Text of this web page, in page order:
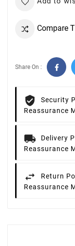
Compare
Share On :
Security
Reassurance
Delivery
Reassurance
Return
Reassurance